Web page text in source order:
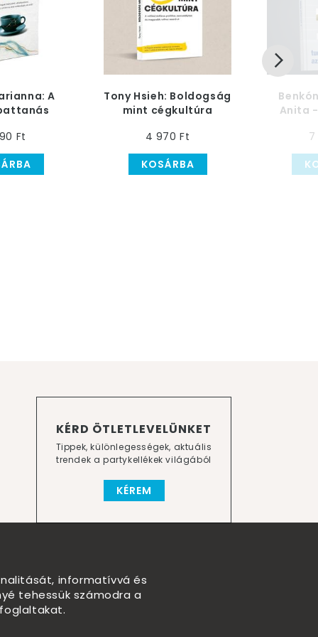
A
Ft
Tony Hsieh: Boldogság
mint cégkultúra
4 970 Ft
KOSÁRBA
Anita
KÉRD ÖTLETLEVELÜNKET
Tippek, különlegességek, aktuális
trendek a partykellékek világából
KÉREM
informatívvá és
tehessük számodra a
foglaltakat.